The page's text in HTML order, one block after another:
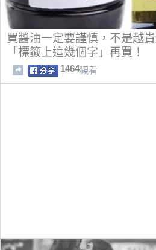
買醬油一定要謹慎，不是越
「標籤上這幾個字」再買！
1464觀看